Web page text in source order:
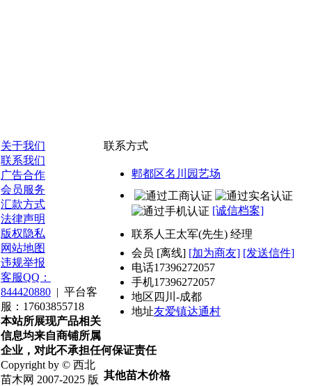
联系方式
郫都区名川园艺场
[诚信档案]
联系人 王太军(先生) 经理
会员 [离线] [加为商友] [发送信件]
电话17396272057
手机17396272057
地区 四川-成都
地址友爱镇达通村
其他苗木价格
关于我们
联系我们
广告合作
会员服务
汇款方式
法律声明
版权隐私
网站地图
违规举报
客服QQ：
844420880 | 平台客
服：17603855718
本站所展现产品相关
信息均来自商铺所属
企业，对此不承担任何保证责任
Copyright by © 西北
苗木网 2007-2025 版